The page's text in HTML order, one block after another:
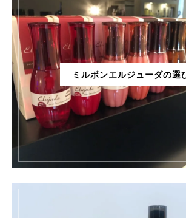
ミルボンエルジューダの選